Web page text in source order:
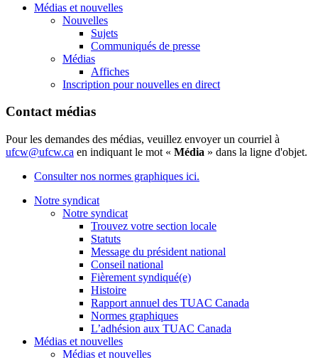
Médias et nouvelles
Nouvelles
Sujets
Communiqués de presse
Médias
Affiches
Inscription pour nouvelles en direct
Contact médias
Pour les demandes des médias, veuillez envoyer un courriel à
ufcw@ufcw.ca en indiquant le mot « Média » dans la ligne d'objet.
Consulter nos normes graphiques ici.
Notre syndicat
Notre syndicat
Trouvez votre section locale
Statuts
Message du président national
Conseil national
Fièrement syndiqué(e)
Histoire
Rapport annuel des TUAC Canada
Normes graphiques
L’adhésion aux TUAC Canada
Médias et nouvelles
Médias et nouvelles